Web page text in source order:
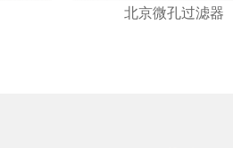
北京微孔过滤器